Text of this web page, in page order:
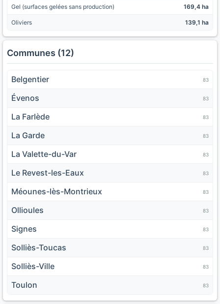
Gel (surfaces gelées sans production) 169,4 ha
Oliviers 139,1 ha
Communes (12)
Belgentier 83
Évenos 83
La Farlède 83
La Garde 83
La Valette-du-Var 83
Le Revest-les-Eaux 83
Méounes-lès-Montrieux 83
Ollioules 83
Signes 83
Solliès-Toucas 83
Solliès-Ville 83
Toulon 83